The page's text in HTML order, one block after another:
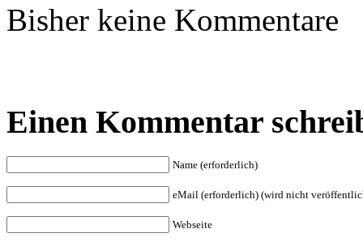
Bisher keine Kommentare
Einen Kommentar
Name (erforderlich)
eMail (erforderlich) (wird nicht
Webseite